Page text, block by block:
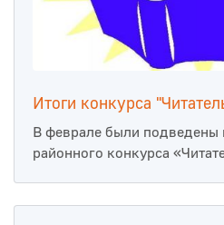
Итоги конкурса
В феврале были подведены
районного конкурса